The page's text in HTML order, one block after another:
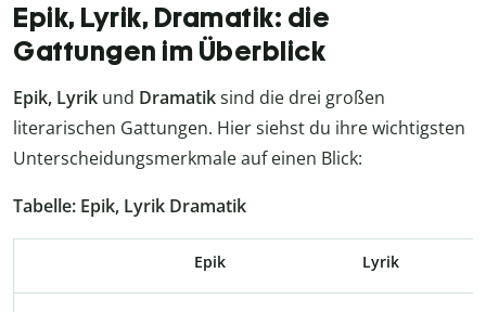
Epik, Lyrik, Dramatik: die
Gattungen im Überblick
Epik, Lyrik und Dramatiksind die drei großen
literarischen Gattungen. Hier siehst du ihre wichtigsten
Unterscheidungsmerkmale auf einen Blick:
Tabelle: Epik, Lyrik Dramatik
Epik Lyrik